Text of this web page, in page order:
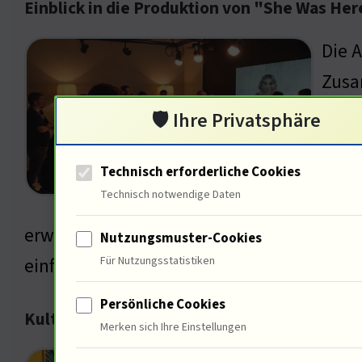
Einblick in die Produktion von "She Was
Die
erwecken. Die Verknüpfung zwischen
einfangen?
Kulturelle Einflüsse auf "She Was Here"
🛡️ Ihre Privatsphäre
Technisch erforderliche Cookies
Technisch notwendige Daten
Nutzungsmuster-Cookies
Für Nutzungsstatistiken
Persönliche Cookies
Merken sich Ihre Einstellungen